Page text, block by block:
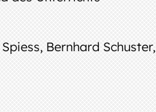
Bernhard Schuster,